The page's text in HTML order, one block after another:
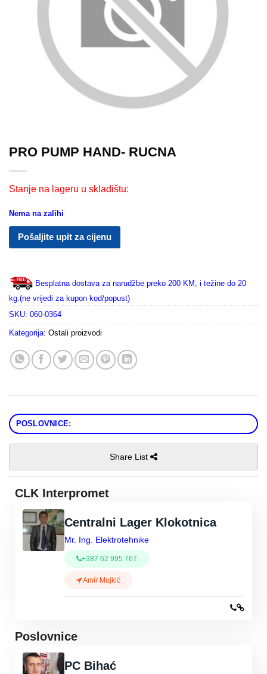
PRO PUMP HAND- RUCNA
Stanje na lageru u skladištu:
Nema na zalihi
Pošaljite upit za cijenu
Besplatna dostava za narudžbe preko 200 KM, i težine do 20
kg.(ne vrijedi za kupon kod/popust)
SKU: 060-0364
Kategorija: Ostali proizvodi
POSLOVNICE:
Share List
CLK Interpromet
Centralni Lager Klokotnica
Mr. Ing. Elektrotehnike
+387 62 995 767
Amir Mujkić
Poslovnice
PC Bihać